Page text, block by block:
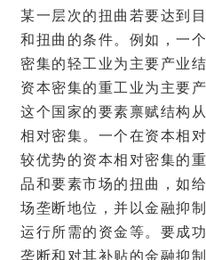
某一层次的扭曲若要达到
和扭曲的条件。例如，一
密集的轻工业为主要产业
资本密集的重工业为主要
这个国家的要素禀赋结构
相对密集。一个在资本相
较优势的资本相对密集的
品和要素市场的扭曲，如
场垄断地位，并以金融抑
运行所需的资金等。要成
垄断和对其补贴的金融抑